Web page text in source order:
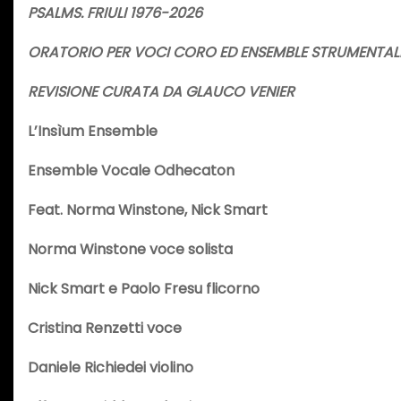
PSALMS. FRIULI 1976-2026
ORATORIO PER VOCI CORO ED ENSEMBLE
REVISIONE CURATA DA GLAUCO VENIER
L’Insìum Ensemble
Ensemble Vocale Odhecaton
Feat. Norma Winstone, Nick Smart
Norma Winstone voce solista
Nick Smart e Paolo Fresu flicorno
Cristina Renzetti voce
Daniele Richiedei violino